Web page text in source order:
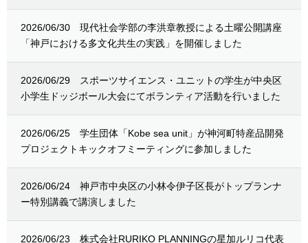
2026/06/30
現代社会学部の李洪章教授による土曜公開講座
「神戸における多文化共生の実践」を開催しました
2026/06/29
スポーツサイエンス・ユニットの学生が中央区
小学生ドッジボール大会にてボランティア活動を行いました
2026/06/25
学生団体「Kobe sea unit」が神河町特産品開発
プロジェクトキックオフミーティングに参加しました
2026/06/24
神戸市中央区の小林令伊子区長がトップランナ
ー特別講義で講演しました
2026/06/23
株式会社RURIKO PLANNINGの星加ルリコ代表